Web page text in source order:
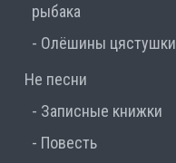
рыбака
Олёшины цястушки
Не песни
Записные книжки
Повесть